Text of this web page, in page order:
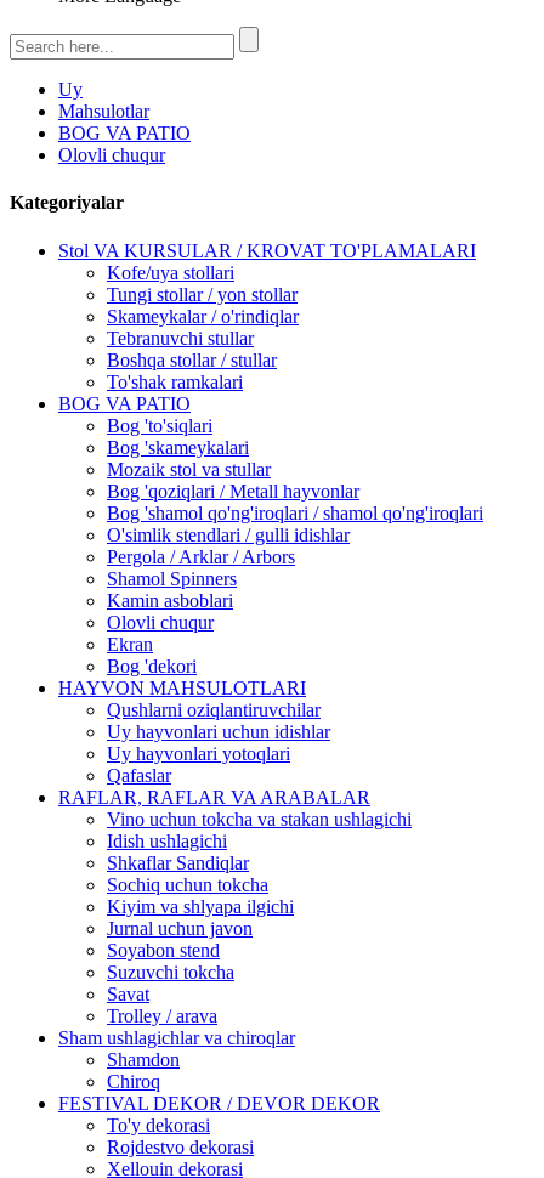
Uy
Mahsulotlar
BOG VA PATIO
Olovli chuqur
Kategoriyalar
Stol VA KURSULAR / KROVAT TO'PLAMALARI
Kofe/uya stollari
Tungi stollar / yon stollar
Skameykalar / o'rindiqlar
Tebranuvchi stullar
Boshqa stollar / stullar
To'shak ramkalari
BOG VA PATIO
Bog 'to'siqlari
Bog 'skameykalari
Mozaik stol va stullar
Bog 'qoziqlari / Metall hayvonlar
Bog 'shamol qo'ng'iroqlari / shamol qo'ng'iroqlari
O'simlik stendlari / gulli idishlar
Pergola / Arklar / Arbors
Shamol Spinners
Kamin asboblari
Olovli chuqur
Ekran
Bog 'dekori
HAYVON MAHSULOTLARI
Qushlarni oziqlantiruvchilar
Uy hayvonlari uchun idishlar
Uy hayvonlari yotoqlari
Qafaslar
RAFLAR, RAFLAR VA ARABALAR
Vino uchun tokcha va stakan ushlagichi
Idish ushlagichi
Shkaflar Sandiqlar
Sochiq uchun tokcha
Kiyim va shlyapa ilgichi
Jurnal uchun javon
Soyabon stend
Suzuvchi tokcha
Savat
Trolley / arava
Sham ushlagichlar va chiroqlar
Shamdon
Chiroq
FESTIVAL DEKOR / DEVOR DEKOR
To'y dekorasi
Rojdestvo dekorasi
Xellouin dekorasi